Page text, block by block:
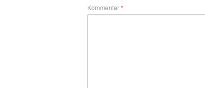
Kommentar*